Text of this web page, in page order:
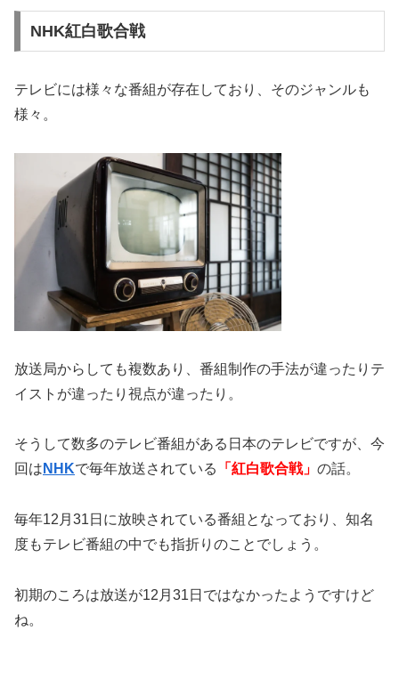
NHK紅白歌合戦
テレビには様々な番組が存在しており、そのジャンルも
様々。
放送局からしても複数あり、番組制作の手法が違ったりテ
イストが違ったり視点が違ったり。
そうして数多のテレビ番組がある日本のテレビですが、今
回は NHKで毎年放送されている 「紅白歌合戦」 の話。
毎年12月31日に放映されている番組となっており、知名
度もテレビ番組の中でも指折りのことでしょう。
初期のころは放送が12月31日ではなかったようですけど
ね。